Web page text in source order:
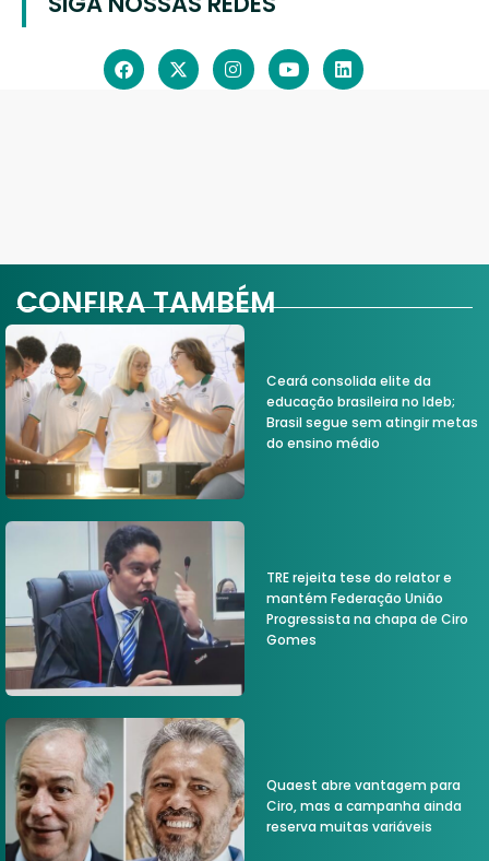
CONFIRA TAMBÉM
Ceará consolida elite da
educação brasileira no Ideb;
Brasil segue sem atingir metas
do ensino médio
TRE rejeita tese do relator e
mantém Federação União
Progressista na chapa de Ciro
Gomes
Quaest abre vantagem para
Ciro, mas a campanha ainda
reserva muitas variáveis